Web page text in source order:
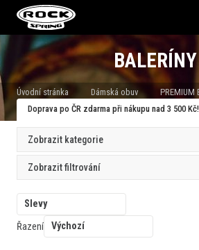
BALERÍNY
Úvodní stránka Dámská obuv PREMIUM
Doprava po ČR zdarma při nákupu nad 3 500 Kč!
Slevy
Řazení
Výchozí
Zobrazit kategorie
Zobrazit filtrování